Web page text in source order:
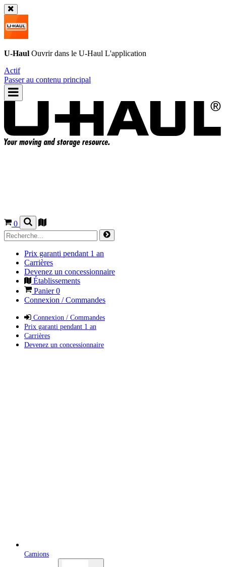
U-Haul Ouvrir dans le U-Haul L'application
Actif
Passer au contenu principal
0
Prix garanti pendant 1 an
Carrières
Devenez un concessionnaire
Établissements
Panier0
Connexion / Commandes
Connexion / Commandes
Prix garanti pendant 1 an
Carrières
Devenez un concessionnaire
Camions